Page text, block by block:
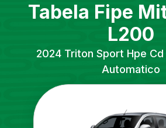
Tabela Fipe
L200
2024 Triton Sport Hpe
Automatico